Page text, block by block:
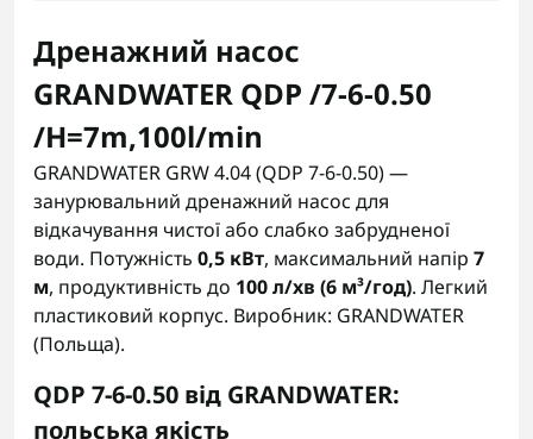
Дренажний насос
GRANDWATER QDP /7-6-0.50
/H=7m,100l/min
GRANDWATER GRW 4.04 (QDP 7-6-0.50) —
занурювальний дренажний насос для
відкачування чистої або слабко забрудненої
води. Потужність 0,5 кВт, максимальний напір 7
м, продуктивність до 100 л/хв (6 м³/год). Легкий
пластиковий корпус. Виробник: GRANDWATER
(Польща).
QDP 7-6-0.50 від GRANDWATER:
польська якість